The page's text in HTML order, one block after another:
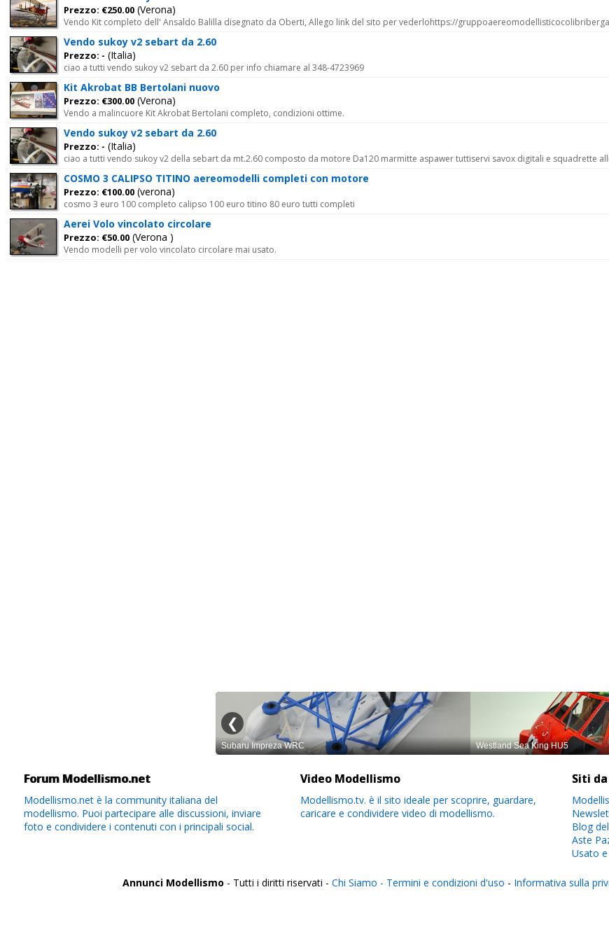
Prezzo: €250.00 (Verona)
Vendo Kit completo dell' Ansaldo Balilla disegnato da Oberti, Allego link del sito per vederlohttps://
Vendo sukoy v2 sebart da 2.60
Prezzo: - (Italia)
ciao a tutti vendo sukoy v2 sebart da 2.60 per info chiamare al 348-4723969
Kit Akrobat BB Bertolani nuovo
Prezzo: €300.00 (Verona)
Vendo a malincuore Kit Akrobat Bertolani completo, condizioni ottime.
Vendo sukoy v2 sebart da 2.60
Prezzo: - (Italia)
ciao a tutti vendo sukoy v2 della sebart da mt.2.60 composto da motore Da120 marmitte aspawer tuttiservi savox digitali e squadrette
COSMO 3 CALIPSO TITINO aereomodelli completi con motore
Prezzo: €100.00 (verona)
cosmo 3 euro 100 completo calipso 100 euro titino 80 euro tutti completi
Aerei Volo vincolato circolare
Prezzo: €50.00 (Verona )
Vendo modelli per volo vincolato circolare mai usato.
Forum Modellismo.net
Modellismo.net è la community italiana del
modellismo. Puoi partecipare alle discussioni, inviare
foto e condividere i contenuti con i principali social.
Video Modellismo
Modellismo.tv. è il sito ideale per scoprire, guardare,
caricare e condividere video di modellismo.
Siti
Blog
Aste
Usato
Annunci Modellismo - Tutti i diritti riservati - Chi Siamo - Termini e condizioni d'uso - Informativa sulla